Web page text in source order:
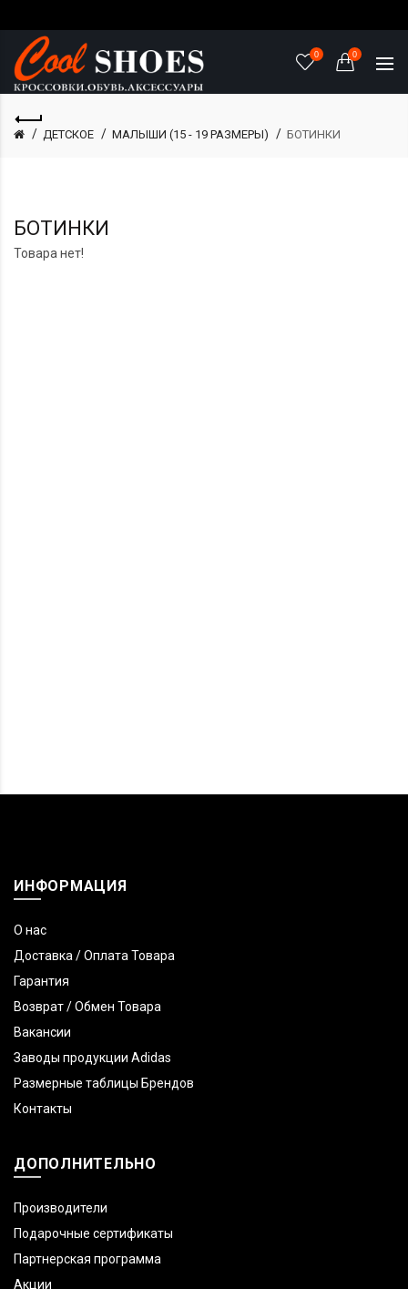
0 0
ДЕТСКОЕ МАЛЫШИ (15 - 19 РАЗМЕРЫ) БОТИНКИ
БОТИНКИ
Товара нет!
ИНФОРМАЦИЯ
О нас
Доставка / Оплата Товара
Гарантия
Возврат / Обмен Товара
Вакансии
Заводы продукции Adidas
Размерные таблицы Брендов
Контакты
ДОПОЛНИТЕЛЬНО
Производители
Подарочные сертификаты
Партнерская программа
Акции